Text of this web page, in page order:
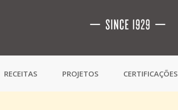
RECEITAS PROJETOS CERTIFICAÇÕES